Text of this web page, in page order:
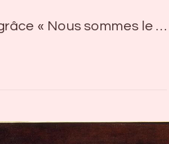
« Nous sommes le …